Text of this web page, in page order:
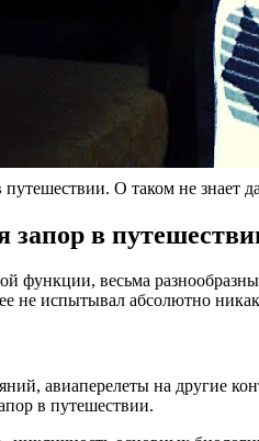
путешествии. О таком не знает
запор в
функции, весьма
не испытывал абсолютно
авиаперелеты на другие
в путешествии.